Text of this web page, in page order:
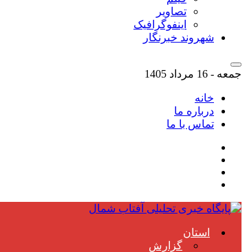
تصاویر
اینفوگرافیک
شهروند خبرنگار
جمعه - 16 مرداد 1405
خانه
درباره ما
تماس با ما
استان
گزارش